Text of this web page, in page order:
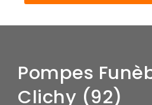
Pompes
Clichy (92)